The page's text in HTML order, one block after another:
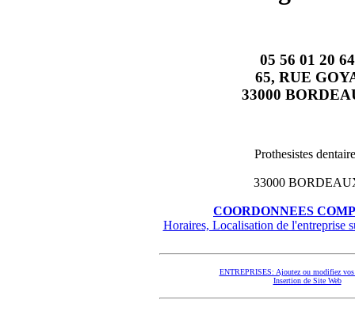
05 56 01 20 64
65, RUE
33000
Prothesistes
33000
COORDONNEES
Horaires, Localisation de l'entreprise
ENTREPRISES: Ajoutez ou modifiez vos
Insertion de Site Web